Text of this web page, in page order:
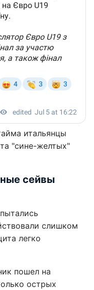
итальянцы
"сине-желтых"
сейвы
слишком
легко
пошел на
острых